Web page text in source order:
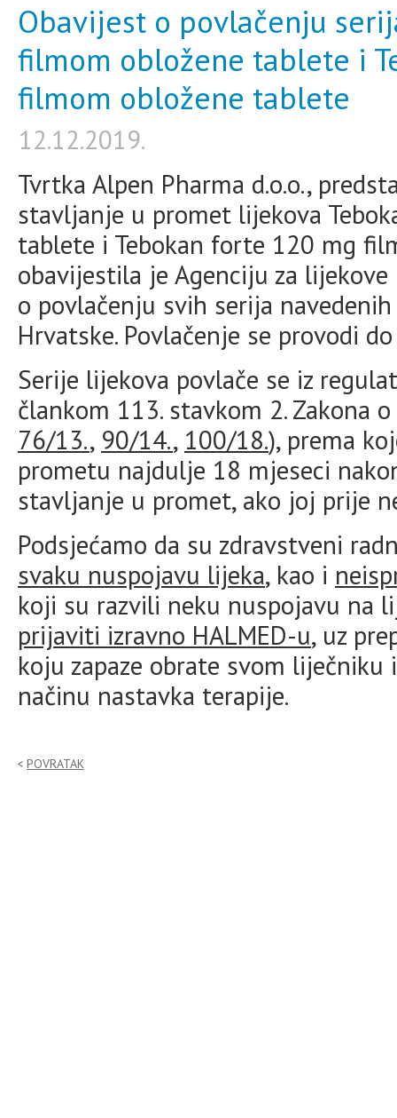
Obavijest o povlačenju
filmom obložene tablete i
filmom obložene tablete
12.12.2019.
Tvrtka Alpen Pharma d.o.o.,
stavljanje u promet lijekova
tablete i Tebokan forte 120 mg
obavijestila je Agenciju za
o povlačenju svih serija
Hrvatske. Povlačenje se provodi
Serije lijekova povlače se iz
člankom 113. stavkom 2. Zakona
76/13., 90/14., 100/18.), prema
prometu najdulje 18 mjeseci
stavljanje u promet, ako joj prije
Podsjećamo da su zdravstveni
svaku nuspojavu lijeka, kao i
koji su razvili neku nuspojavu na
prijaviti izravno HALMED-u, uz
koju zapaze obrate svom
načinu nastavka terapije.
POVRATAK